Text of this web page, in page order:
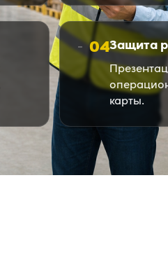
04Защита
карты.